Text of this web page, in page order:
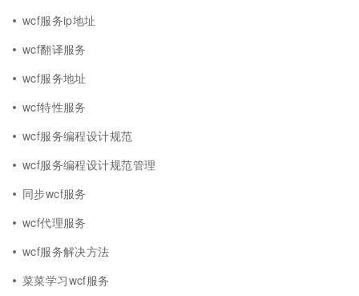
wcf服务ip地址
wcf翻译服务
wcf服务地址
wcf特性服务
wcf服务编程设计规范
wcf服务编程设计规范管理
同步wcf服务
wcf代理服务
wcf服务解决方法
菜菜学习wcf服务